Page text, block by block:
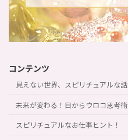
コンテンツ
見えない世界、スピリチュアルな話
未来が変わる！目からウロコ思考術
スピリチュアルなお仕事ヒント！